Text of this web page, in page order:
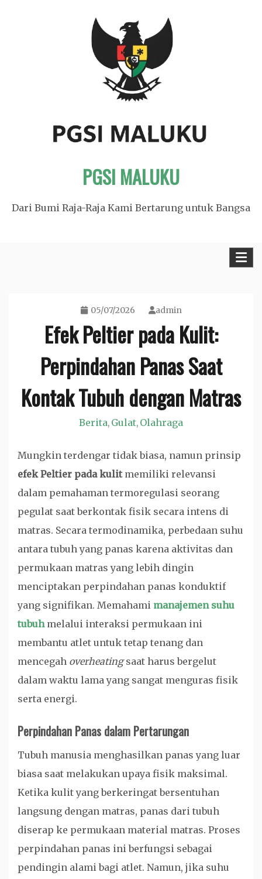
PGSI MALUKU
Dari Bumi Raja-Raja Kami Bertarung untuk Bangsa
05/07/2026 admin
Efek Peltier pada Kulit:
Perpindahan Panas Saat
Kontak Tubuh dengan Matras
Berita, Gulat, Olahraga
Mungkin terdengar tidak biasa, namun prinsip
efek Peltier pada kulitmemiliki relevansi
dalam pemahaman termoregulasi seorang
pegulat saat berkontak fisik secara intens di
matras. Secara termodinamika, perbedaan suhu
antara tubuh yang panas karena aktivitas dan
permukaan matras yang lebih dingin
menciptakan perpindahan panas konduktif
yang signifikan. Memahami manajemen suhu
tubuhmelalui interaksi permukaan ini
membantu atlet untuk tetap tenang dan
mencegah overheatingsaat harus bergelut
dalam waktu lama yang sangat menguras fisik
serta energi.
Perpindahan Panas dalam Pertarungan
Tubuh manusia menghasilkan panas yang luar
biasa saat melakukan upaya fisik maksimal.
Ketika kulit yang berkeringat bersentuhan
langsung dengan matras, panas dari tubuh
diserap ke permukaan material matras. Proses
perpindahan panas ini berfungsi sebagai
pendingin alami bagi atlet. Namun, jika suhu